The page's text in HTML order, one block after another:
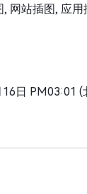
网站插图, 应
16日 PM03:01 (